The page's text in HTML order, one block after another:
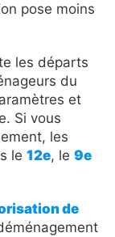
pose moins
les départs
du
et
Si vous
les
le 12e, le 9e
de